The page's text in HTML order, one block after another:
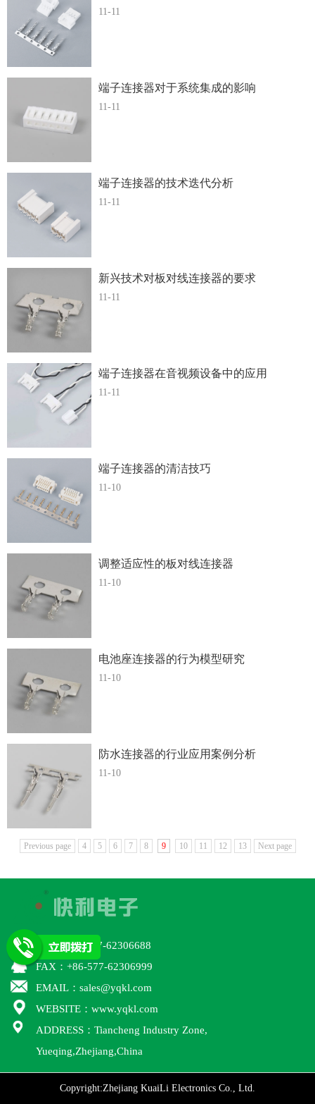
11-11
端子连接器对于系统集成的影响
11-11
端子连接器的技术迭代分析
11-11
新兴技术对板对线连接器的要求
11-11
端子连接器在音视频设备中的应用
11-11
端子连接器的清洁技巧
11-10
调整适应性的板对线连接器
11-10
电池座连接器的行为模型研究
11-10
防水连接器的行业应用案例分析
11-10
Previous page 4 5 6 7 8 9 10 11 12 13 Next page
TEL：+86-577-62306688
FAX：+86-577-62306999
EMAIL：sales@yqkl.com
WEBSITE：www.yqkl.com
ADDRESS：Tiancheng Industry Zone,
Yueqing,Zhejiang,China
Copyright:Zhejiang KuaiLi Electronics Co., Ltd.